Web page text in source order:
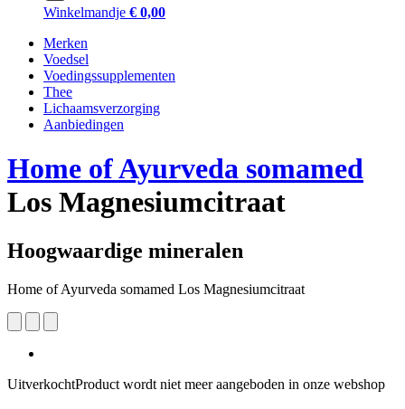
Winkelmandje € 0,00
Merken
Voedsel
Voedingssupplementen
Thee
Lichaamsverzorging
Aanbiedingen
Home of Ayurveda somamed
Los Magnesiumcitraat
Hoogwaardige mineralen
Home of Ayurveda somamed Los Magnesiumcitraat
UitverkochtProduct wordt niet meer aangeboden in onze webshop